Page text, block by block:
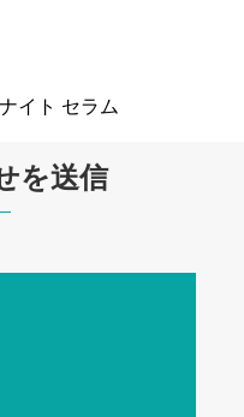
イト セラム
を送信